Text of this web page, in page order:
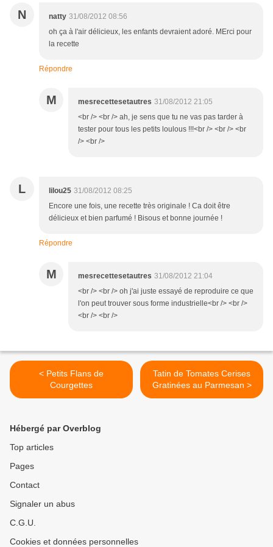
N natty 31/08/2012 08:56
oh ça à l'air délicieux, les enfants devraient adoré. MErci pour
la recette
Répondre
M mesrecettesetautres 31/08/2012 21:05
<br /> <br /> ah, je sens que tu ne vas pas tarder à
tester pour tous les petits loulous !!!<br /> <br /> <br
/> <br />
L lilou25 31/08/2012 08:25
Encore une fois, une recette très originale ! Ca doit être
délicieux et bien parfumé ! Bisous et bonne journée !
Répondre
M mesrecettesetautres 31/08/2012 21:04
<br /> <br /> oh j'ai juste essayé de reproduire ce que
l'on peut trouver sous forme industrielle<br /> <br />
<br /> <br />
< Petits Flans de
Courgettes
Tatin de Tomates Cerises
Gratinées au Parmesan >
Hébergé par Overblog
Top articles
Pages
Contact
Signaler un abus
C.G.U.
Cookies et données personnelles